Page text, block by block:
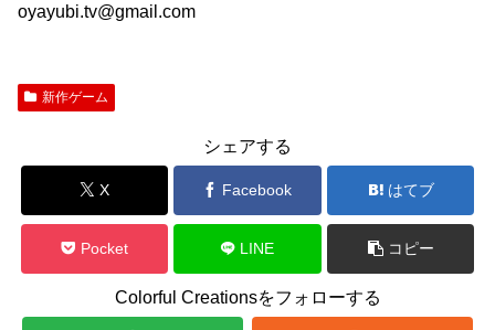
oyayubi.tv@gmail.com
新作ゲーム
シェアする
X Facebook はてブ
Pocket LINE コピー
Colorful Creationsをフォローする